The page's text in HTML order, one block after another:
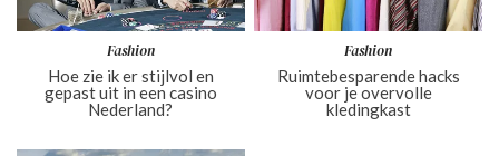
Fashion
Hoe zie ik er stijlvol en
gepast uit in een casino
Nederland?
Fashion
Ruimtebesparende hacks
voor je overvolle
kledingkast